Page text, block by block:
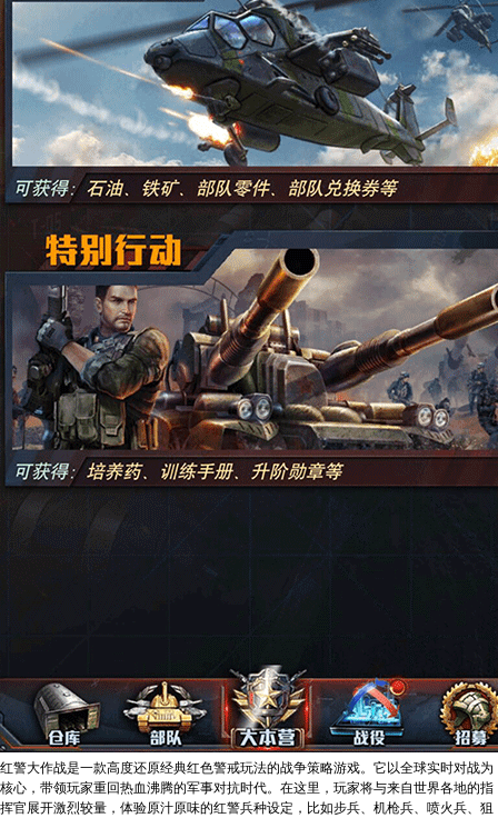
红警大作战是一款高度还原经典红色警戒玩法的战争策略游戏。它以全球实时对战为
核心，带领玩家重回热血沸腾的军事对抗时代。在这里，玩家将与来自世界各地的指
挥官展开激烈较量，体验原汁原味的红警兵种设定，比如步兵、机枪兵、喷火兵、狙